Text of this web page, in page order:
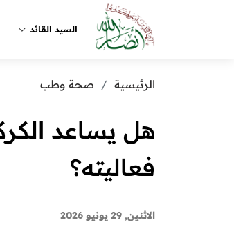
السيد القائد
الرئيسية صحة وطب
هل يساعد
فعاليته؟
الاثنين, 29 يونيو 2026